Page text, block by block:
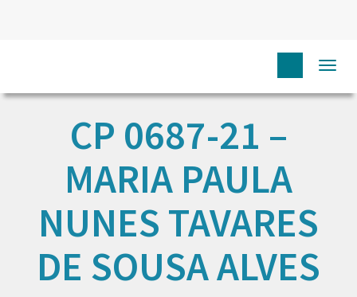
CP 0687-21 –
MARIA PAULA
NUNES TAVARES
DE SOUSA ALVES